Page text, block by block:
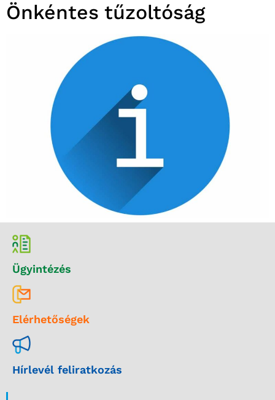
Önkéntes tűzoltóság
Ügyintézés
Elérhetőségek
Hírlevél feliratkozás